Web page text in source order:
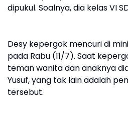
dipukul. Soalnya, dia kelas VI
Desy kepergok mencuri di
pada Rabu (11/7). Saat
teman wanita dan anaknya
Yusuf, yang tak lain adalah
tersebut.